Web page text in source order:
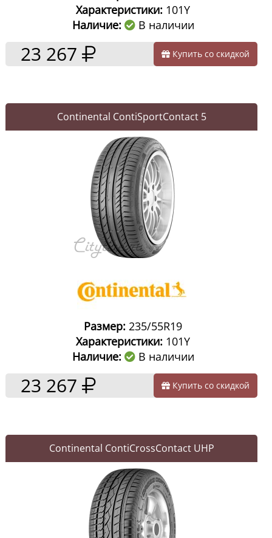
Характеристики: 101Y
Наличие:
В наличии
23 267 Купить со скидкой
Continental ContiSportContact 5
Размер: 235/55R19
Характеристики: 101Y
Наличие:
В наличии
23 267 Купить со скидкой
Continental ContiCrossContact UHP